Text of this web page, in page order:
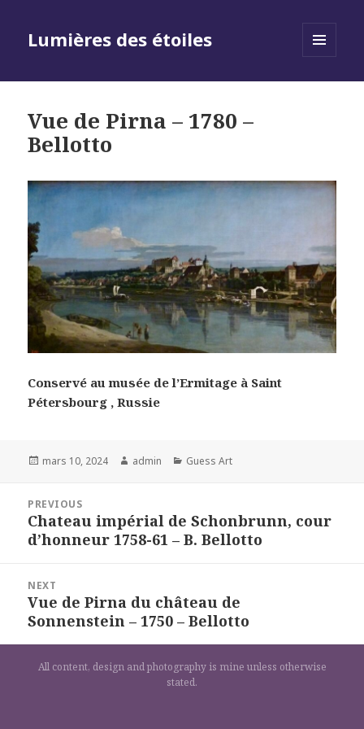
Lumières des étoiles
Vue de Pirna – 1780 –
Bellotto
Conservé au musée de l’Ermitage à Saint
Pétersbourg , Russie
Posted
mars 10, 2024 Author
admin Categories
Guess Art
l’article
PREVIOUS
Previous
post:
Chateau impérial de Schonbrunn, cour
d’honneur 1758-61 – B. Bellotto
NEXT
Next
post:
Vue de Pirna du château de
Sonnenstein – 1750 – Bellotto
All content, design and photography is mine unless otherwise
stated.